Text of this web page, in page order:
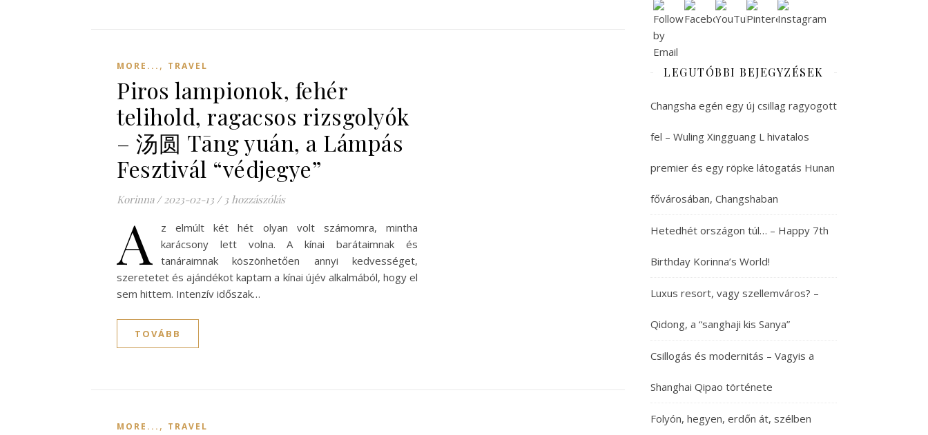
MORE... , TRAVEL
Piros lampionok, fehér
telihold, ragacsos rizsgolyók
– 汤圆 Tāng yuán, a Lámpás
Fesztivál “védjegye”
Korinna / 2023-02-13 / 3 hozzászólás
A
z elmúlt két hét olyan volt számomra, mintha
karácsony lett volna. A kínai barátaimnak és
tanáraimnak köszönhetően annyi kedvességet,
szeretetet és ajándékot kaptam a kínai újév alkalmából, hogy el
sem hittem. Intenzív időszak…
TOVÁBB
MORE... , TRAVEL
LEGUTÓBBI BEJEGYZÉSEK
Changsha egén egy új csillag ragyogott
fel – Wuling Xingguang L hivatalos
premier és egy röpke látogatás Hunan
fővárosában, Changshaban
Hetedhét országon túl… – Happy 7th
Birthday Korinna’s World!
Luxus resort, vagy szellemváros? –
Qidong, a “sanghaji kis Sanya”
Csillogás és modernitás – Vagyis a
Shanghai Qipao története
Folyón, hegyen, erdőn át, szélben